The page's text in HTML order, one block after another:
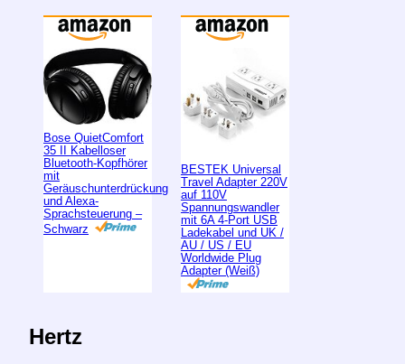
Bose QuietComfort
35 II Kabelloser
Bluetooth-Kopfhörer
mit
Geräuschunterdrückung
und Alexa-
Sprachsteuerung –
Schwarz
BESTEK Universal
Travel Adapter 220V
auf 110V
Spannungswandler
mit 6A 4-Port USB
Ladekabel und UK /
AU / US / EU
Worldwide Plug
Adapter (Weiß)
Hertz